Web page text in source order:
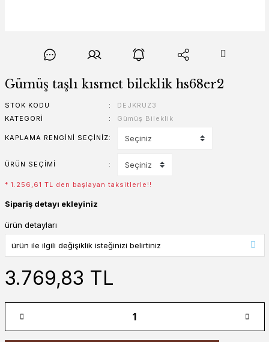
Gümüş taşlı kısmet bileklik hs68er2
STOK KODU
DEJKRUZ3
KATEGORI
Gümüş Bileklik
KAPLAMA RENGINI SEÇINIZ
ÜRÜN SEÇIMI
* 1.256,61 TL den başlayan taksitlerle!!
Sipariş detayı ekleyiniz
ürün detayları
3.769,83 TL